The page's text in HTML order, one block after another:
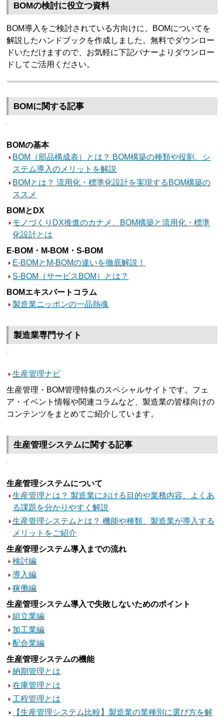
BOMの検討に役立つ資料
BOM導入をご検討されている方向けに、BOMについてを
解説したハンドブックを作成しました。無料でダウンロー
ドいただけますので、お気軽に下記バナーよりダウンロー
ドしてご活用ください。
BOMに関する記事
BOMの基本
BOM（部品構成表）とは？ BOM構築の種類や役割、シ
ステム導入のメリットを解説
BOMとは？ 流用化・標準化設計を実現するBOM構築の
ススメ
BOMとDX
モノづくりDX推進のカナメ、BOM構築と流用化・標準
化設計とは
E-BOM・M-BOM・S-BOM
E-BOMとM-BOMの違いを徹底解説！
S-BOM（サービスBOM）とは？
BOMエキスパートコラム
製造業ニッポンの一品熱魂
製造業専門サイト
生産管理ナビ
生産管理・BOM管理特集のスペシャルサイトです。フェ
ア・イベント情報や関連コラムなど、製造業の皆様向けの
コンテンツをまとめてご紹介しています。
生産管理システムに関する記事
生産管理システムについて
生産管理とは？ 製造業における目的や業務内容、よくあ
る課題を分かりやすく解説
生産管理システムとは？ 機能や種類、製造業が導入する
メリットをご紹介
生産管理システム導入までの流れ
検討編
導入編
稼働編
生産管理システム導入で失敗しないためのポイント
組立業編
加工業編
配合業編
生産管理システムの機能
納期管理とは
在庫管理とは
工程管理とは
【生産管理システム比較】製造業の業種別に選び方を解